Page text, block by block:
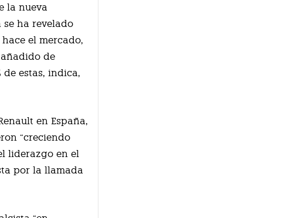
la nueva
ha revelado
el mercado,
de
de estas, indica,
en España,
“creciendo
liderazgo en el
por la llamada